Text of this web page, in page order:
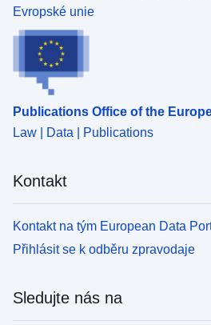
Evropské unie
Publications Office of the
Law | Data | Publications
Kontakt
Kontakt na tým European Data
Přihlásit se k odběru zpravodaje
Sledujte nás na